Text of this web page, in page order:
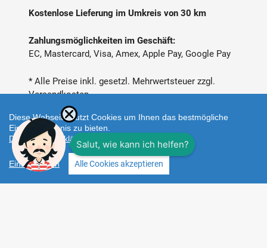
Kostenlose Lieferung im Umkreis von 30 km
Zahlungsmöglichkeiten im Geschäft:
EC, Mastercard, Visa, Amex, Apple Pay, Google Pay
* Alle Preise inkl. gesetzl. Mehrwertsteuer zzgl.
Versandkosten
Zahlungsarten
Diese Webseite nutzt Cookies um Ihnen das bestmögliche
Einkaufserlebnis zu bieten.
Datenschutzerklärung
Einstellungen Alle Cookies akzeptieren